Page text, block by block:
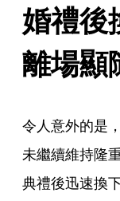
婚禮後
離場顯
令人意外的是
未繼續維持隆
典禮後迅速換